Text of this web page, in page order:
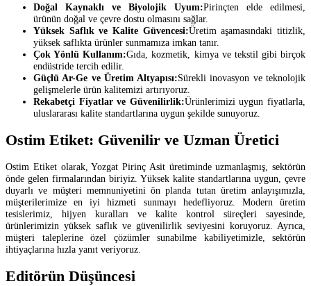
Doğal Kaynaklı ve Biyolojik Uyum:Pirinçten elde edilmesi,
ürünün doğal ve çevre dostu olmasını sağlar.
Yüksek Saflık ve Kalite Güvencesi:Üretim aşamasındaki titizlik,
yüksek saflıkta ürünler sunmamıza imkan tanır.
Çok Yönlü Kullanım:Gıda, kozmetik, kimya ve tekstil gibi birçok
endüstride tercih edilir.
Güçlü Ar-Ge ve Üretim Altyapısı:Sürekli inovasyon ve teknolojik
gelişmelerle ürün kalitemizi artırıyoruz.
Rekabetçi Fiyatlar ve Güvenilirlik:Ürünlerimizi uygun fiyatlarla,
uluslararası kalite standartlarına uygun şekilde sunuyoruz.
Ostim Etiket: Güvenilir ve Uzman Üretici
Ostim Etiket olarak, Yozgat Pirinç Asit üretiminde uzmanlaşmış, sektörün
önde gelen firmalarından biriyiz. Yüksek kalite standartlarına uygun, çevre
duyarlı ve müşteri memnuniyetini ön planda tutan üretim anlayışımızla,
müşterilerimize en iyi hizmeti sunmayı hedefliyoruz. Modern üretim
tesislerimiz, hijyen kuralları ve kalite kontrol süreçleri sayesinde,
ürünlerimizin yüksek saflık ve güvenilirlik seviyesini koruyoruz. Ayrıca,
müşteri taleplerine özel çözümler sunabilme kabiliyetimizle, sektörün
ihtiyaçlarına hızla yanıt veriyoruz.
Editörün Düşüncesi